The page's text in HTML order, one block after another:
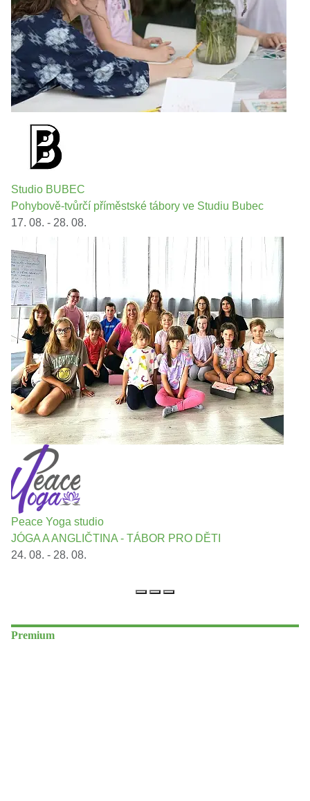
Studio BUBEC
Pohybově-tvůrčí příměstské tábory ve Studiu Bubec
17. 08. - 28. 08.
Peace Yoga studio
JÓGA A ANGLIČTINA - TÁBOR PRO DĚTI
24. 08. - 28. 08.
Premium